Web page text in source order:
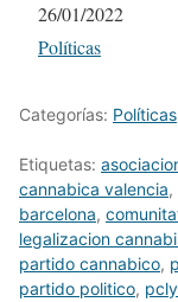
Fecha
26/01/2022
Respecto a
Políticas
Categorías: Políticas
Etiquetas:
cannabica valencia,
barcelona,
legalizacion
partido cannabico,
partido politico,